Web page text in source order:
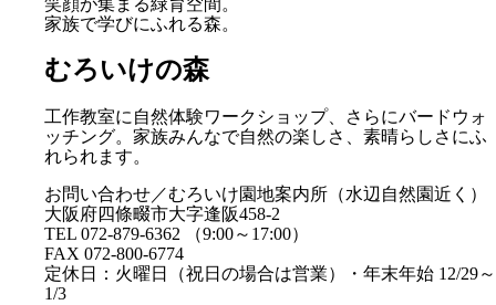
家族で学びにふれる森。
むろいけの森
工作教室に自然体験ワークショップ、さらにバードウォ
ッチング。家族みんなで自然の楽しさ、素晴らしさにふ
れられます。
お問い合わせ／むろいけ園地案内所（水辺自然園近く）
大阪府四條畷市大字逢阪458-2
TEL 072-879-6362 （9:00～17:00）
FAX 072-800-6774
定休日：火曜日（祝日の場合は営業）・年末年始 12/29～
1/3